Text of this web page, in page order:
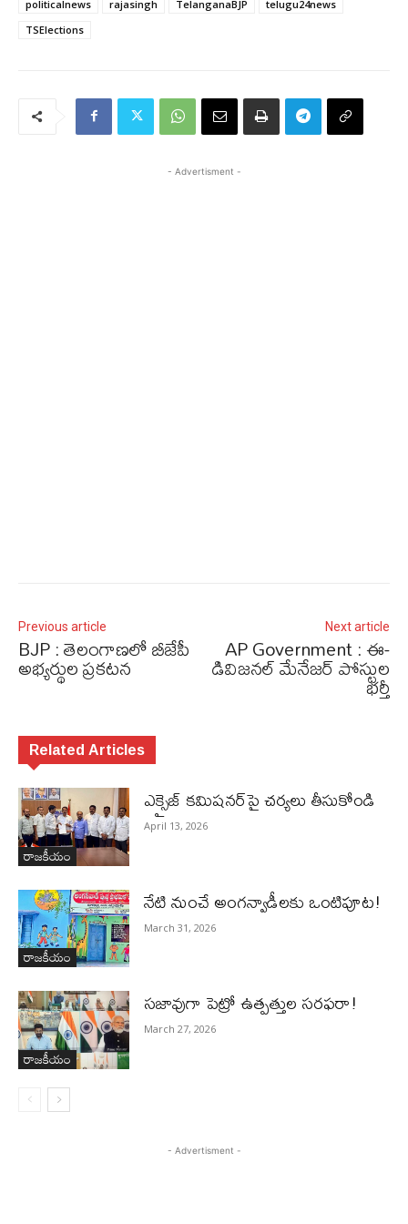
politicalnews
rajasingh TelanganaBJP
telugu24news
TSElections
- Advertisment -
Previous article
BJP : తెలంగాణలో బీజేపీ
అభ్యర్థుల ప్రకటన
Next article
AP Government : ఈ-
డివిజనల్‌ మేనేజర్‌ పోస్టుల
భర్తీ
Related Articles
రాజకీయం
ఎక్సైజ్ క‌మిష‌న‌ర్‌పై చ‌ర్య‌లు తీసుకోండి
April 13, 2026
రాజకీయం
నేటి నుంచే అంగన్వాడీల‌కు ఒంటిపూట!
March 31, 2026
రాజకీయం
స‌జావుగా పెట్రో ఉత్ప‌త్తుల స‌ర‌ఫ‌రా!
March 27, 2026
- Advertisment -